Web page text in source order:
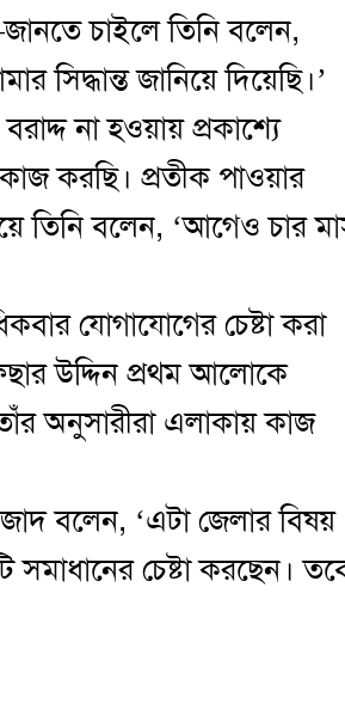
চাইলে তিনি বলেন,
জানিয়ে দিয়েছি।’
না হওয়ায় প্রকাশ্যে
করছি। প্রতীক পাওয়ার
তিনি বলেন, ‘আগেও চার
যোগাযোগের চেষ্টা করা
উদ্দিন প্রথম আলোকে
অনুসারীরা এলাকায় কাজ
বলেন, ‘এটা জেলার বিষয়
সমাধানের চেষ্টা করছেন।